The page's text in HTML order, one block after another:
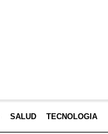
SALUD TECNOLOGIA